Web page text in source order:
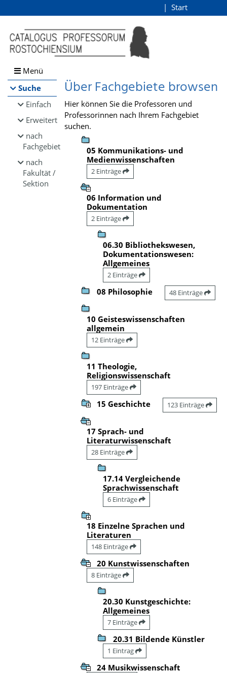
Browsen
direkt zum Inhalt
Start
Menü
Suche
Einfach
Erweitert
nach
Fachgebiet
nach
Fakultät /
Sektion
Über Fachgebiete browsen
Hier können Sie die Professoren und
Professorinnen nach Ihrem Fachgebiet
suchen.
05 Kommunikations- und
Medienwissenschaften
2 Einträge
06 Information und
Dokumentation
2 Einträge
06.30 Bibliothekswesen,
Dokumentationswesen:
Allgemeines
2 Einträge
08 Philosophie 48 Einträge
10 Geisteswissenschaften
allgemein
12 Einträge
11 Theologie,
Religionswissenschaft
197 Einträge
15 Geschichte 123 Einträge
17 Sprach- und
Literaturwissenschaft
28 Einträge
17.14 Vergleichende
Sprachwissenschaft
6 Einträge
18 Einzelne Sprachen und
Literaturen
148 Einträge
20 Kunstwissenschaften
8 Einträge
20.30 Kunstgeschichte:
Allgemeines
7 Einträge
20.31 Bildende Künstler
1 Eintrag
24 Musikwissenschaft